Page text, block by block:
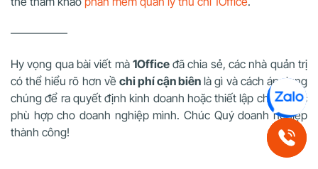
—————
Hy vọng qua bài viết mà 1Officeđã chia sẻ, các nhà quản trị
có thể hiểu rõ hơn về chi phí cận biên là gì và cách áp dụng
chúng để ra quyết định kinh doanh hoặc thiết lập chiến lược
phù hợp cho doanh nghiệp mình. Chúc Quý doanh nghiệp
thành công!